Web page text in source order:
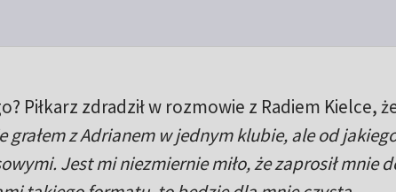
Piłkarz zdradził w rozmowie z Radiem Kielce,
grałem z Adrianem w jednym klubie, ale od
Jest mi niezmiernie miło, że zaprosił mnie